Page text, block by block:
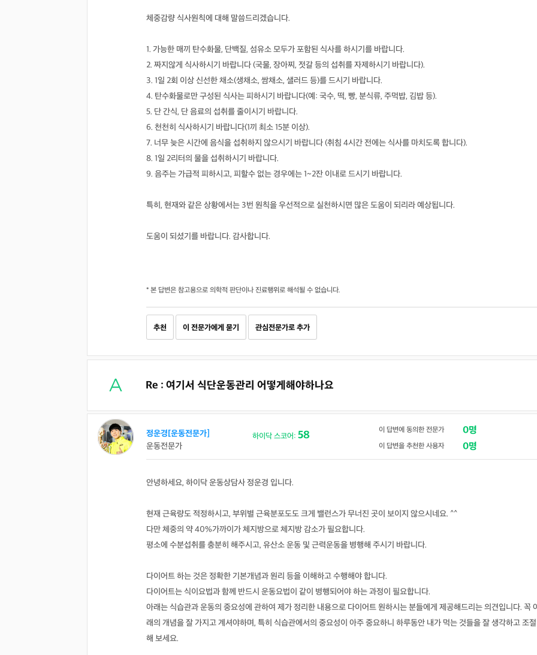
체중감량 식사원칙에 대해 말씀드리겠습니다.
1. 가능한 매끼 탄수화물, 단백질, 섬유소 모두가 포함된 식사를 하시기를 바랍니다.
2. 짜지않게 식사하시기 바랍니다 (국물, 장아찌, 젓갈 등의 섭취를 자제하시기 바랍니다).
3. 1일 2회 이상 신선한 채소(생채소, 쌈채소, 샐러드 등)를 드시기 바랍니다.
4. 탄수화물로만 구성된 식사는 피하시기 바랍니다(예: 국수, 떡, 빵, 분식류, 주먹밥, 김밥 등).
5. 단 간식, 단 음료의 섭취를 줄이시기 바랍니다.
6. 천천히 식사하시기 바랍니다(1끼 최소 15분 이상).
7. 너무 늦은 시간에 음식을 섭취하지 않으시기 바랍니다 (취침 4시간 전에는 식사를 마치도록 합니다).
8. 1일 2리터의 물을 섭취하시기 바랍니다.
9. 음주는 가급적 피하시고, 피할수 없는 경우에는 1~2잔 이내로 드시기 바랍니다.
특히, 현재와 같은 상황에서는 3번 원칙을 우선적으로 실천하시면 많은 도움이 되리라 예상됩니다.
도움이 되셨기를 바랍니다. 감사합니다.
* 본 답변은 참고용으로 의학적 판단이나 진료행위로 해석될 수 없습니다.
추천 이 전문가에게 묻기 관심전문가로 추가
Re : 여기서 식단운동관리 어떻게해야하나요
정운경[운동전문가]
운동전문가
하이닥 스코어: 58 이 답변에 동의한 전문가 0명
이 답변을 추천한 사용자 0명
안녕하세요, 하이닥 운동상담사 정운경 입니다.
현재 근육량도 적정하시고, 부위별 근육분포도도 크게 밸런스가 무너진 곳이 보이지 않으시네요. ^^
다만 체중의 약 40%가까이가 체지방으로 체지방 감소가 필요합니다.
평소에 수분섭취를 충분히 해주시고, 유산소 운동 및 근력운동을 병행해 주시기 바랍니다.
다이어트 하는 것은 정확한 기본개념과 원리 등을 이해하고 수행해야 합니다.
다이어트는 식이요법과 함께 반드시 운동요법이 같이 병행되어야 하는 과정이 필요합니다.
아래는 식습관과 운동의 중요성에 관하여 제가 정리한 내용으로 다이어트 원하시는 분들에게 제공해드리는 의견입니다. 꼭
래의 개념을 잘 가지고 계셔야하며, 특히 식습관에서의 중요성이 아주 중요하니 하루동안 내가 먹는 것들을 잘 생각하고 조절
해 보세요.